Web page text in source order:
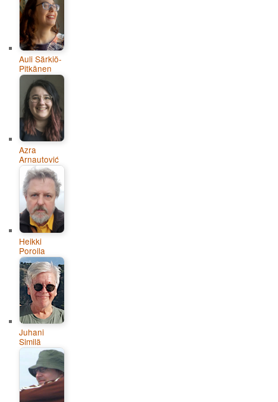
Auli Särkiö-
Pitkänen
Azra
Arnautović
Heikki
Poroila
Juhani
Similä